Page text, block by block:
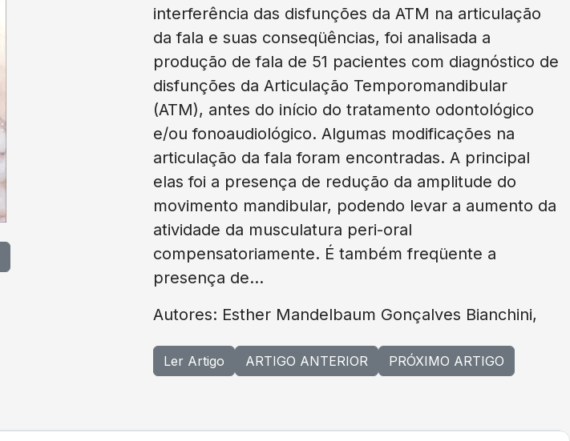
interferência das disfunções da ATM na articulação
da fala e suas conseqüências, foi analisada a
produção de fala de 51 pacientes com diagnóstico de
disfunções da Articulação Temporomandibular
(ATM), antes do início do tratamento odontológico
e/ou fonoaudiológico. Algumas modificações na
articulação da fala foram encontradas. A principal
elas foi a presença de redução da amplitude do
movimento mandibular, podendo levar a aumento da
atividade da musculatura peri-oral
compensatoriamente. É também freqüente a
presença de...
Autores: Esther Mandelbaum Gonçalves Bianchini,
Ler Artigo ARTIGO ANTERIOR PRÓXIMO ARTIGO